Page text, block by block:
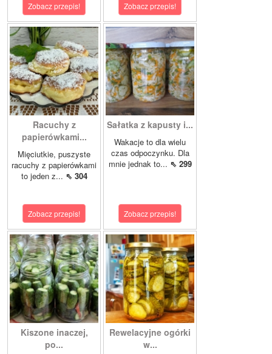
Zobacz przepis! Zobacz przepis!
Racuchy z
papierówkami...
Mięciutkie, puszyste
racuchy z papierówkami
to jeden z... ⇖ 304
Zobacz przepis!
Sałatka z kapusty i...
Wakacje to dla wielu
czas odpoczynku. Dla
mnie jednak to... ⇖ 299
Zobacz przepis!
Kiszone inaczej,
po...
Rewelacyjne ogórki
w...